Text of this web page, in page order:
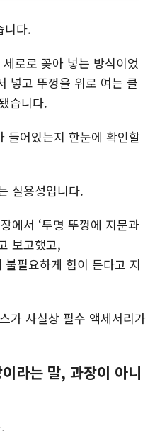
니다.
로로 꽂아 넣는 방식이었
넣고 뚜껑을 위로 여는 클
습니다.
들어있는지 한눈에 확인할
실용성입니다.
에서 ‘투명 뚜껑에 지문과
보고했고,
불필요하게 힘이 든다고 지
가 사실상 필수 액세서리가
라는 말, 과장이 아니